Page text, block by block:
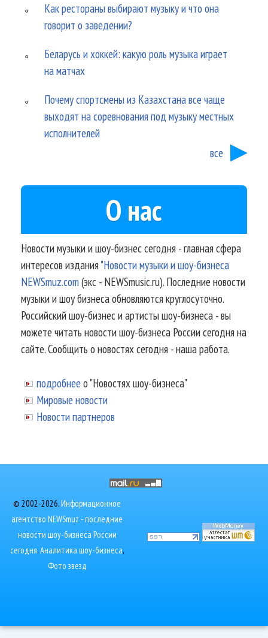
Как рестораны выбирают музыку и что она
говорит о заведении?
Беларусь и хоккей: какую роль музыка играет
на матчах
Почему спортсмены из Казахстана все чаще
выходят на соревнования под музыку местных
исполнителей
все
О нас
Новости музыки и шоу-бизнес сегодня - главная сфера
интересов издания"Новости музыки и шоу-бизнеса
NEWSmuz.com(экс - NEWSmusic.ru). Последние новости
музыки и шоу бизнеса обновляются круглосуточно.
Российский шоу-бизнес и артисты шоу-бизнеса - вы
можете читать новости шоу-бизнеса России сегодня на
сайте. Сообщить о новостях сегодня - наша работа.
подробнее о "Новостях шоу-бизнеса"
Мировые новости
Новости партнеров
© 2002-2026.Информационное
агентство NEWSmuz - последние
новости шоу-бизнеса России
сегодня.Аналитика шоу-бизнеса,
Фото звезд